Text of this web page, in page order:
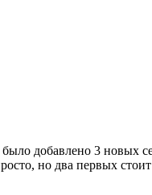
добавлено 3
но два первых